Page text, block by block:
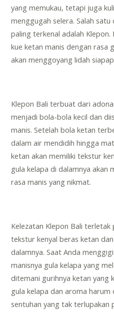
yang memukau, tetapi juga
menggugah selera. Salah
paling terkenal adalah Klepon.
kue ketan manis dengan rasa
akan menggoyang lidah
Klepon Bali terbuat dari
menjadi bola-bola kecil dan
manis. Setelah bola ketan
dalam air mendidih hingga
ketan akan memiliki tekstur
gula kelapa di dalamnya akan
rasa manis yang nikmat.
Kelezatan Klepon Bali
tekstur kenyal beras ketan
dalamnya. Saat Anda
manisnya gula kelapa yang
ditemani gurihnya ketan yang
gula kelapa dan aroma
sentuhan yang tak terlupakan